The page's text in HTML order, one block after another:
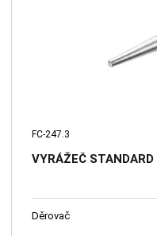
FC-247.3
VYRÁŽEČ
Děrovač